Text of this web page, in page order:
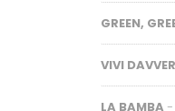
GREEN,
VIVI
LA BAMBA -